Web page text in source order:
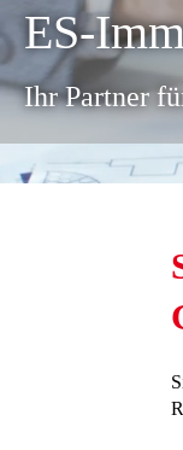
ES-
Ihr Partner